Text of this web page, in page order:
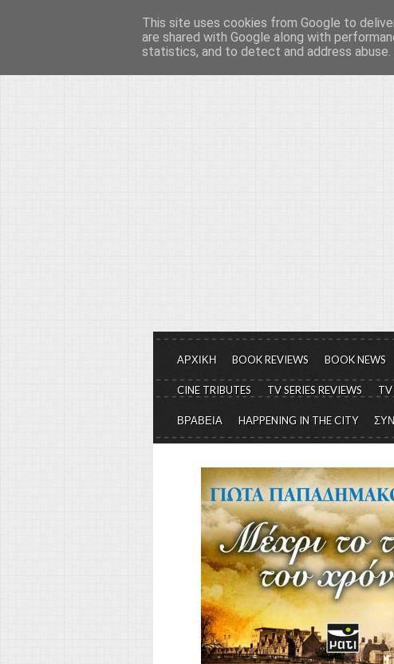
Το μεγαλείο των
Είμαστε πάντα εδώ για να μιλάμε για
ΑΡΧΙΚΗ BOOK REVIEWS BOOK NEWS
CINE TRIBUTES TV SERIES REVIEWS TV
ΒΡΑΒΕΙΑ HAPPENING IN THE CITY
This site uses cookies from Google to
are shared with Google along with
statistics, and to detect and address abuse.